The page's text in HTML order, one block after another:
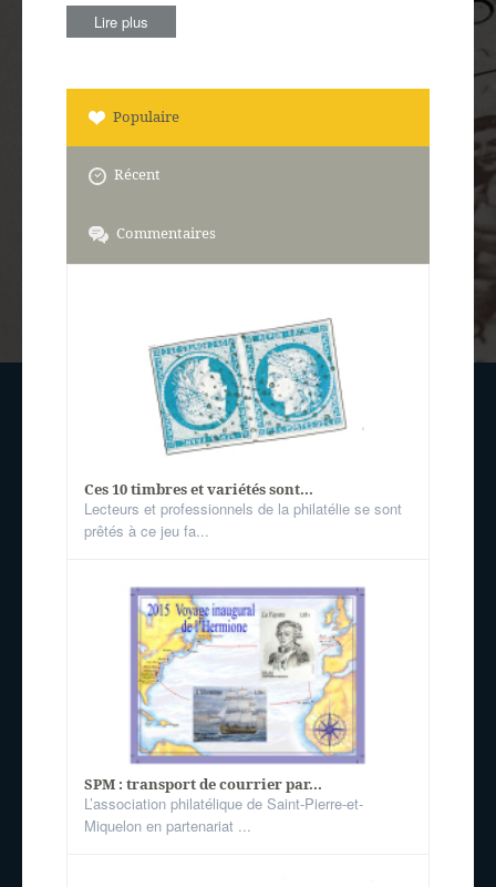
Lire plus
Populaire
Récent
Commentaires
Ces 10 timbres et variétés sont...
Lecteurs et professionnels de la philatélie se sont
prêtés à ce jeu fa...
SPM : transport de courrier par...
L’association philatélique de Saint-Pierre-et-
Miquelon en partenariat ...